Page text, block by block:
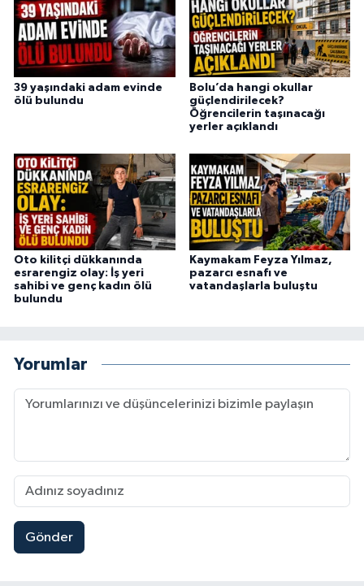
39 yaşındaki adam evinde
ölü bulundu
Bolu’da hangi okullar
güçlendirilecek?
Öğrencilerin taşınacağı
yerler açıklandı
Oto kilitçi dükkanında
esrarengiz olay: İş yeri
sahibi ve genç kadın ölü
bulundu
Kaymakam Feyza Yılmaz,
pazarcı esnafı ve
vatandaşlarla buluştu
Yorumlar
Gönder